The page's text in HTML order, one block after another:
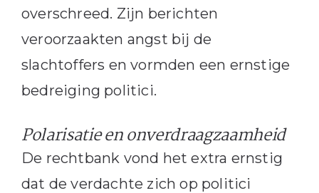
overschreed. Zijn berichten
veroorzaakten angst bij de
slachtoffers en vormden een ernstige
bedreiging politici.
Polarisatie en onverdraagzaamheid
De rechtbank vond het extra ernstig
dat de verdachte zich op politici